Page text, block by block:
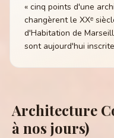
« cinq points d'une
changèrent le XXᵉ
d'Habitation de
sont aujourd'hui
Architecture
à nos jours)